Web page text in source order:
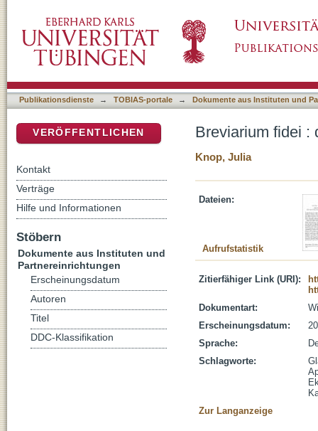
Publikationsdienste → TOBIAS-portale → Dokumente aus Instituten und
Breviarium fidei :
Knop, Julia
Dateien:
Aufrufstatistik
Zitierfähiger Link (URI):
Dokumentart:
Erscheinungsdatum:
Sprache:
Schlagworte:
Zur Langanzeige
VERÖFFENTLICHEN
Kontakt
Verträge
Hilfe und Informationen
Stöbern
Dokumente aus Instituten und
Partnereinrichtungen
Erscheinungsdatum
Autoren
Titel
DDC-Klassifikation